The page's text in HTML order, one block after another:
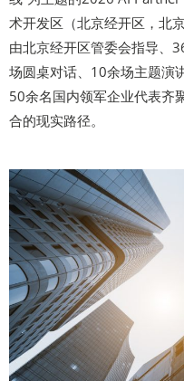
术开发区（北京经开区，北
由北京经开区管委会指导、
场圆桌对话、10余场主题演
50余名国内领军企业代表齐
合的现实路径。